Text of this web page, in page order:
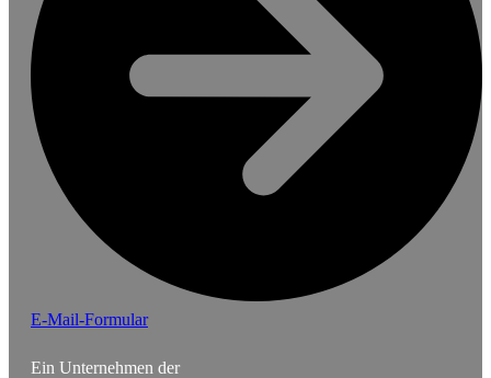
E-Mail-Formular
Ein Unternehmen der